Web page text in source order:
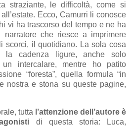
straziante, le difficoltà, come si
Ecco, Camurri li conosce
vi ha trascorso del tempo e ne ha
narratore che riesce a imprimere
scorci, il quotidiano. La sola cosa
cadenza ligure, anche solo
intercalare, mentre ho patito
“foresta”, quella formula “in
nostra e stona su queste pagine,
tutta l’attenzione dell’autore è
di questa storia: Luca,